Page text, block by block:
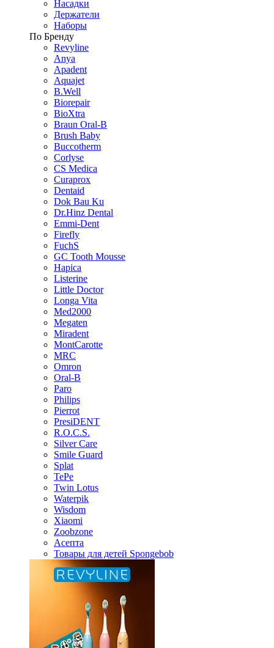
Насадки
Держатели
Наборы
По Бренду
Revyline
Anya
Apadent
Aquajet
B.Well
Biorepair
BioXtra
Braun Oral-B
Brush Baby
Buccotherm
Corlyse
CS Medica
Curaprox
Dentaid
Dok Bau Ku
Dr.Hinz Dental
Emmi-Dent
Firefly
FuchS
GC Tooth Mousse
Hapica
Listerine
Little Doctor
Longa Vita
Med2000
Megaten
Miradent
MontCarotte
MRC
Omron
Oral-B
Paro
Philips
Pierrot
PresiDENT
R.O.C.S.
Silver Care
Smile Guard
Splat
TePe
Twin Lotus
Waterpik
Wisdom
Xiaomi
Zoobzone
Асепта
Товары для детей Spongebob